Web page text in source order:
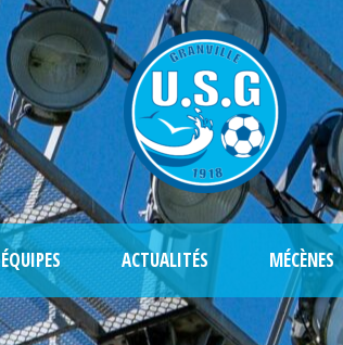
ÉQUIPES ACTUALITÉS MÉCÈNES